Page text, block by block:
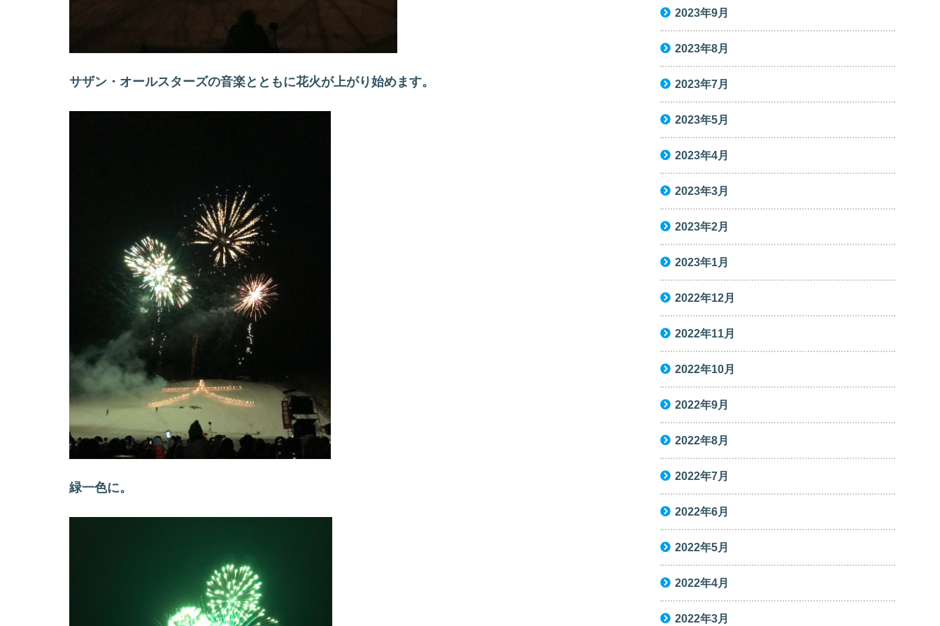
サザン・オールスターズの音楽とともに花火が上がり始めます。
緑一色に。
2023年9月
2023年8月
2023年7月
2023年5月
2023年4月
2023年3月
2023年2月
2023年1月
2022年12月
2022年11月
2022年10月
2022年9月
2022年8月
2022年7月
2022年6月
2022年5月
2022年4月
2022年3月